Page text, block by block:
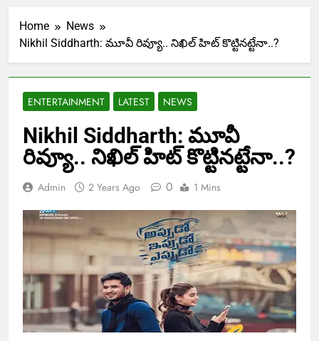
Home
News
Nikhil Siddharth: మూవీ రివ్యూ.. నిఖిల్ హిట్ కొట్టినట్టేనా..?
ENTERTAINMENT LATEST NEWS
Nikhil Siddharth: మూవీ
రివ్యూ.. నిఖిల్ హిట్ కొట్టినట్టేనా..?
Admin 2 Years Ago 0 1 Mins